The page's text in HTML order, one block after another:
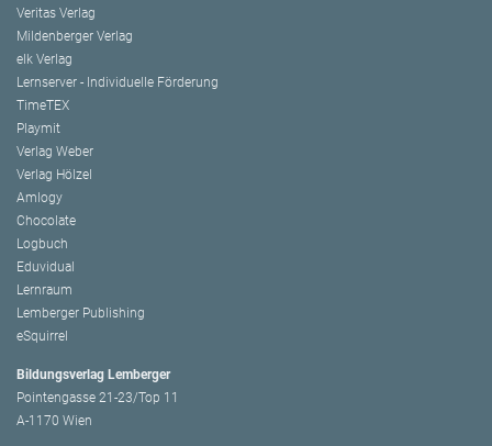
Veritas Verlag
Mildenberger Verlag
elk Verlag
Lernserver - Individuelle Förderung
TimeTEX
Playmit
Verlag Weber
Verlag Hölzel
Amlogy
Chocolate
Logbuch
Eduvidual
Lernraum
Lemberger Publishing
eSquirrel
Bildungsverlag Lemberger
Pointengasse 21-23/Top 11
A-1170 Wien